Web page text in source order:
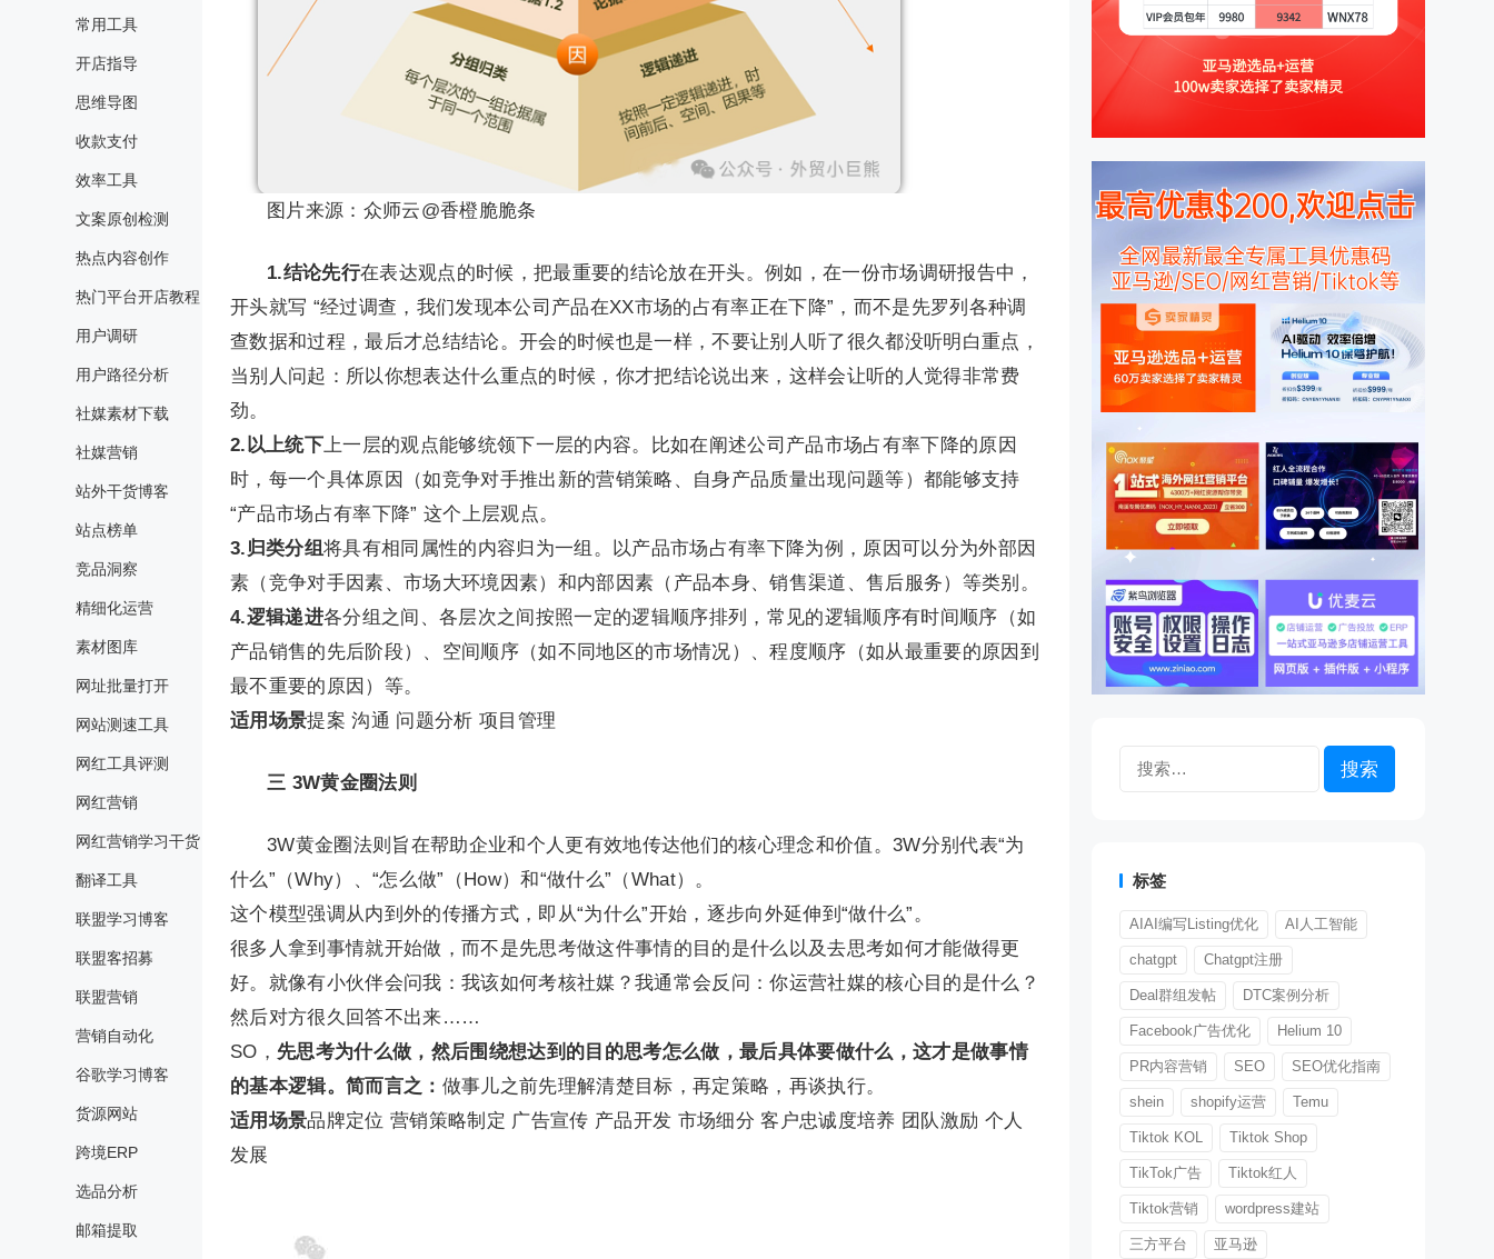
常用工具
开店指导
思维导图
收款支付
效率工具
文案原创检测
热点内容创作
热门平台开店教程
用户调研
用户路径分析
社媒素材下载
社媒营销
站外干货博客
站点榜单
竞品洞察
精细化运营
素材图库
网址批量打开
网站测速工具
网红工具评测
网红营销
网红营销学习干货
翻译工具
联盟学习博客
联盟客招募
联盟营销
营销自动化
谷歌学习博客
货源网站
跨境ERP
选品分析
邮箱提取
图片来源：众师云@香橙脆脆条
1.结论先行在表达观点的时候，把最重要的结论放在开头。例如，在一份市场调研报告中，
开头就写 “经过调查，我们发现本公司产品在XX市场的占有率正在下降”，而不是先罗列各种调
查数据和过程，最后才总结结论。开会的时候也是一样，不要让别人听了很久都没听明白重点，
当别人问起：所以你想表达什么重点的时候，你才把结论说出来，这样会让听的人觉得非常费
劲。
2.以上统下上一层的观点能够统领下一层的内容。比如在阐述公司产品市场占有率下降的原因
时，每一个具体原因（如竞争对手推出新的营销策略、自身产品质量出现问题等）都能够支持
“产品市场占有率下降” 这个上层观点。
3.归类分组将具有相同属性的内容归为一组。以产品市场占有率下降为例，原因可以分为外部因
素（竞争对手因素、市场大环境因素）和内部因素（产品本身、销售渠道、售后服务）等类别。
4.逻辑递进各分组之间、各层次之间按照一定的逻辑顺序排列，常见的逻辑顺序有时间顺序（如
产品销售的先后阶段）、空间顺序（如不同地区的市场情况）、程度顺序（如从最重要的原因到
最不重要的原因）等。
适用场景提案 沟通 问题分析 项目管理
三 3W黄金圈法则
3W黄金圈法则旨在帮助企业和个人更有效地传达他们的核心理念和价值。3W分别代表“为
什么”（Why）、“怎么做”（How）和“做什么”（What）。
这个模型强调从内到外的传播方式，即从“为什么”开始，逐步向外延伸到“做什么”。
很多人拿到事情就开始做，而不是先思考做这件事情的目的是什么以及去思考如何才能做得更
好。就像有小伙伴会问我：我该如何考核社媒？我通常会反问：你运营社媒的核心目的是什么？
然后对方很久回答不出来……
SO， 先思考为什么做，然后围绕想达到的目的思考怎么做，最后具体要做什么，这才是做事情
的基本逻辑。简而言之： 做事儿之前先理解清楚目标，再定策略，再谈执行。
适用场景品牌定位 营销策略制定 广告宣传 产品开发 市场细分 客户忠诚度培养 团队激励 个人
发展
标签
AIAI编写Listing优化 AI人工智能
chatgpt Chatgpt注册
Deal群组发帖 DTC案例分析
Facebook广告优化 Helium 10
PR内容营销 SEO SEO优化指南
shein shopify运营 Temu
Tiktok KOL Tiktok Shop
TikTok广告 Tiktok红人
Tiktok营销 wordpress建站
三方平台 亚马逊